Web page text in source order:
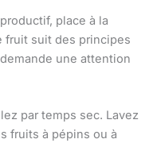
productif, place à la
fruit suit des principes
une attention
par temps sec. Lavez
fruits à pépins ou à